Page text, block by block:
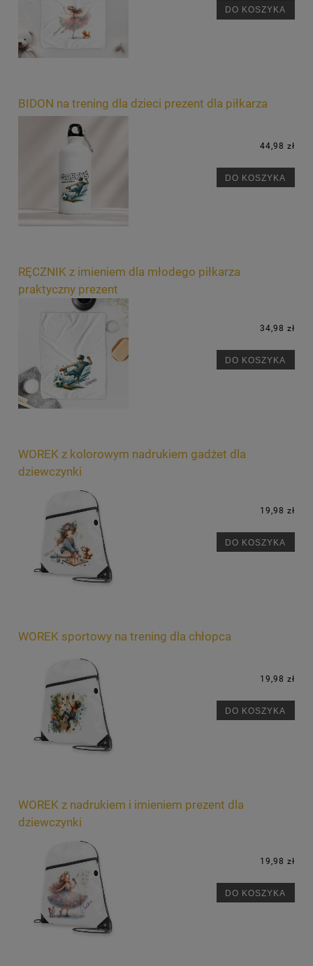
DO KOSZYKA
BIDON na trening dla dzieci prezent dla piłkarza
44,98 zł
DO KOSZYKA
RĘCZNIK z imieniem dla młodego piłkarza
praktyczny prezent
34,98 zł
DO KOSZYKA
WOREK z kolorowym nadrukiem gadżet dla
dziewczynki
19,98 zł
DO KOSZYKA
WOREK sportowy na trening dla chłopca
19,98 zł
DO KOSZYKA
WOREK z nadrukiem i imieniem prezent dla
dziewczynki
19,98 zł
DO KOSZYKA